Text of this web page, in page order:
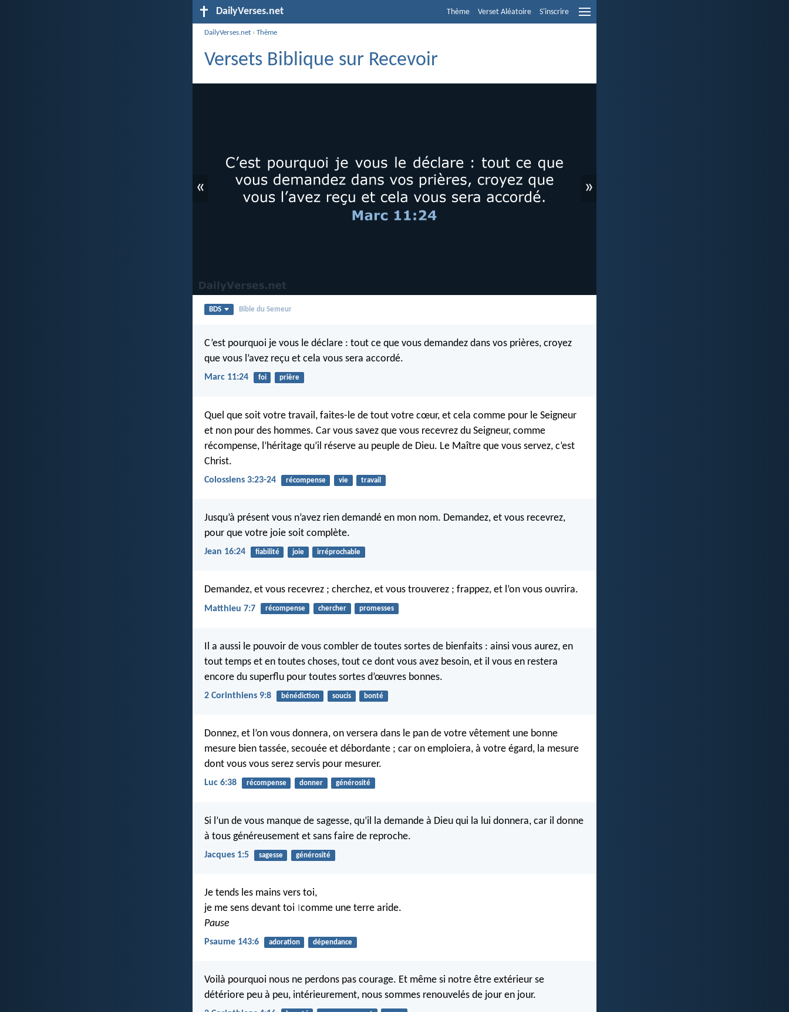
DailyVerses.net Thème Verset Aléatoire S'inscrire
DailyVerses.net ›Thème
Versets Biblique sur Recevoir
« »
BDS Bible du Semeur
C’est pourquoi je vous le déclare : tout ce que vous demandez dans vos prières, croyez
que vous l’avez reçu et cela vous sera accordé.
Marc 11:24 foi prière
Quel que soit votre travail, faites-le de tout votre cœur, et cela comme pour le Seigneur
et non pour des hommes. Car vous savez que vous recevrez du Seigneur, comme
récompense, l’héritage qu’il réserve au peuple de Dieu. Le Maître que vous servez, c’est
Christ.
Colossiens 3:23-24 récompense vie travail
Jusqu’à présent vous n’avez rien demandé en mon nom. Demandez, et vous recevrez,
pour que votre joie soit complète.
Jean 16:24 fiabilité joie irréprochable
Demandez, et vous recevrez ; cherchez, et vous trouverez ; frappez, et l’on vous ouvrira.
Matthieu 7:7 récompense chercher promesses
Il a aussi le pouvoir de vous combler de toutes sortes de bienfaits : ainsi vous aurez, en
tout temps et en toutes choses, tout ce dont vous avez besoin, et il vous en restera
encore du superflu pour toutes sortes d’œuvres bonnes.
2 Corinthiens 9:8 bénédiction soucis bonté
Donnez, et l’on vous donnera, on versera dans le pan de votre vêtement une bonne
mesure bien tassée, secouée et débordante ; car on emploiera, à votre égard, la mesure
dont vous vous serez servis pour mesurer.
Luc 6:38 récompense donner générosité
Si l’un de vous manque de sagesse, qu’il la demande à Dieu qui la lui donnera, car il donne
à tous généreusement et sans faire de reproche.
Jacques 1:5 sagesse générosité
Je tends les mains vers toi,
je me sens devant toi comme une terre aride.
Pause
Psaume 143:6 adoration dépendance
Voilà pourquoi nous ne perdons pas courage. Et même si notre être extérieur se
détériore peu à peu, intérieurement, nous sommes renouvelés de jour en jour.